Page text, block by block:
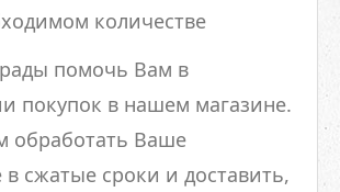
количестве
помочь Вам в
покупок в нашем магазине.
Ваше
сжатые сроки и доставить,